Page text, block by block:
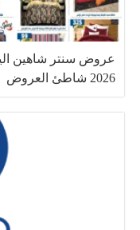
2026 شاطئ العروض